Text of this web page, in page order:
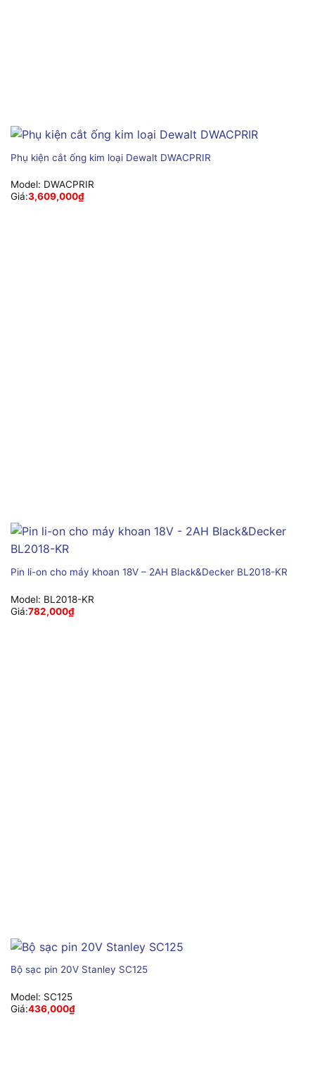
Phụ kiện cắt ống kim loại Dewalt DWACPRIR
Model: DWACPRIR
Giá:3,609,000₫
Pin li-on cho máy khoan 18V – 2AH Black&Decker BL2018-KR
Model: BL2018-KR
Giá:782,000₫
Bộ sạc pin 20V Stanley SC125
Model: SC125
Giá:436,000₫